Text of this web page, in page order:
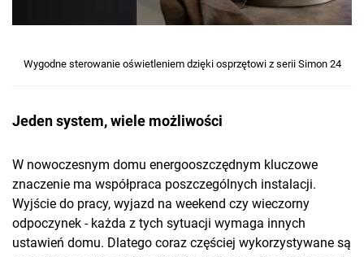
Wygodne sterowanie oświetleniem dzięki osprzętowi z serii Simon 24
Jeden system, wiele możliwości
W nowoczesnym domu energooszczędnym kluczowe
znaczenie ma współpraca poszczególnych instalacji.
Wyjście do pracy, wyjazd na weekend czy wieczorny
odpoczynek - każda z tych sytuacji wymaga innych
ustawień domu. Dlatego coraz częściej wykorzystywane są